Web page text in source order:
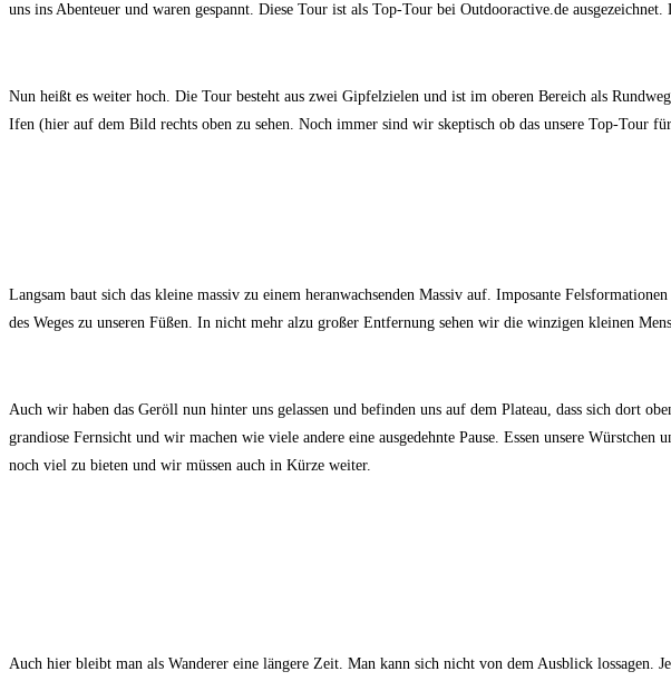
uns ins Abenteuer und waren gespannt. Diese Tour ist als Top-Tour bei Outdooractive.de ausgezeichnet.
Nun heißt es weiter hoch. Die Tour besteht aus zwei Gipfelzielen und ist im oberen Bereich als
Ifen (hier auf dem Bild rechts oben zu sehen. Noch immer sind wir skeptisch ob das unsere Top-Tour
Langsam baut sich das kleine massiv zu einem heranwachsenden Massiv auf. Imposante
des Weges zu unseren Füßen. In nicht mehr alzu großer Entfernung sehen wir die winzigen kleinen
Auch wir haben das Geröll nun hinter uns gelassen und befinden uns auf dem Plateau, dass sich dort
grandiose Fernsicht und wir machen wie viele andere eine ausgedehnte Pause. Essen unsere
noch viel zu bieten und wir müssen auch in Kürze weiter.
Auch hier bleibt man als Wanderer eine längere Zeit. Man kann sich nicht von dem Ausblick